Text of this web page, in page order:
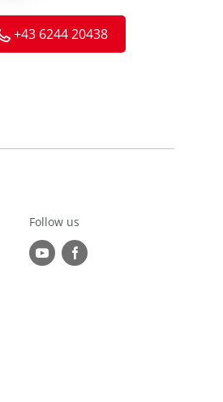
+43 6244 20438
Follow us